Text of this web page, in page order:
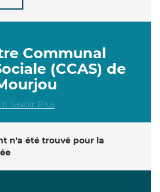
Communal
(CCAS) de
Savoir Plus
n'a été trouvé pour la